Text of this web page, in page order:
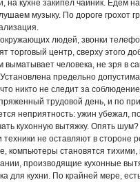
на кухне закипел чайник. Едем
музыку. По дороге грохот
людей, звонки
торговый центр, сверху этого
выматывает человека, не зря в
предельно
никто не следит за
трудовой день, и по
неприятность: ужин убежал,
кухонную вытяжку. Опять шум?
техники не оставляют в
компьютеры становятся
производящие кухонные
для кухни. По крайней мере,